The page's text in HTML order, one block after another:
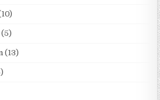
(5)
(13)